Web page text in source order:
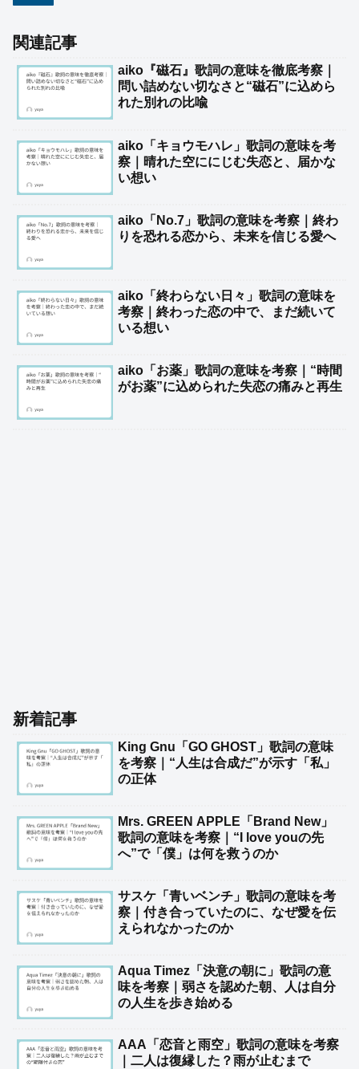
関連記事
aiko『磁石』歌詞の意味を徹底考察｜
問い詰めない切なさと“磁石”に込めら
れた別れの比喩
aiko「キョウモハレ」歌詞の意味を考
察｜晴れた空ににじむ失恋と、届かな
い想い
aiko「No.7」歌詞の意味を考察｜終わ
りを恐れる恋から、未来を信じる愛へ
aiko「終わらない日々」歌詞の意味を
考察｜終わった恋の中で、まだ続いて
いる想い
aiko「お薬」歌詞の意味を考察｜“時間
がお薬”に込められた失恋の痛みと再生
新着記事
King Gnu「GO GHOST」歌詞の意味
を考察｜“人生は合成だ”が示す「私」
の正体
Mrs. GREEN APPLE「Brand New」
歌詞の意味を考察｜“I love youの先
へ”で「僕」は何を救うのか
サスケ「青いベンチ」歌詞の意味を考
察｜付き合っていたのに、なぜ愛を伝
えられなかったのか
Aqua Timez「決意の朝に」歌詞の意
味を考察｜弱さを認めた朝、人は自分
の人生を歩き始める
AAA「恋音と雨空」歌詞の意味を考察
｜二人は復縁した？雨が止むまで